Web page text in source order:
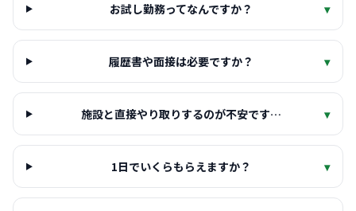
お試し勤務ってなんですか？ ▾
履歴書や面接は必要ですか？ ▾
施設と直接やり取りするのが不安です… ▾
1日でいくらもらえますか？ ▾